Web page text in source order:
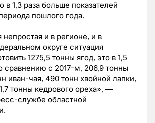
в 1,3 раза больше показателей
пошлого года.
и в регионе, и в
округе ситуация
1275,5 тонны ягод, это в 1,5
сравнению с 2017-м, 206,9 тонны
иван-чая, 490 тонн хвойной лапки,
тонны кедрового ореха», —
службе областной